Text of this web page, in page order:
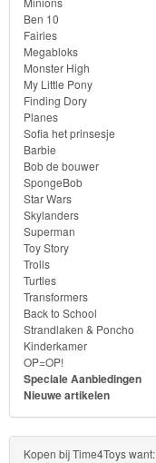
Transformers
Back
to
School
Strandlaken
&
Poncho
Kinderkamer
OP=OP!
Ben 10
Fairies
Megabloks
Monster High
My Little Pony
Finding Dory
Planes
Sofia het prinsesje
Barbie
Bob de bouwer
SpongeBob
Star Wars
Skylanders
Superman
Toy Story
Trolls
Turtles
Transformers
Back to School
Strandlaken & Poncho
Kinderkamer
OP=OP!
Speciale Aanbiedingen
Nieuwe artikelen
Kopen bij Time4Toys want: